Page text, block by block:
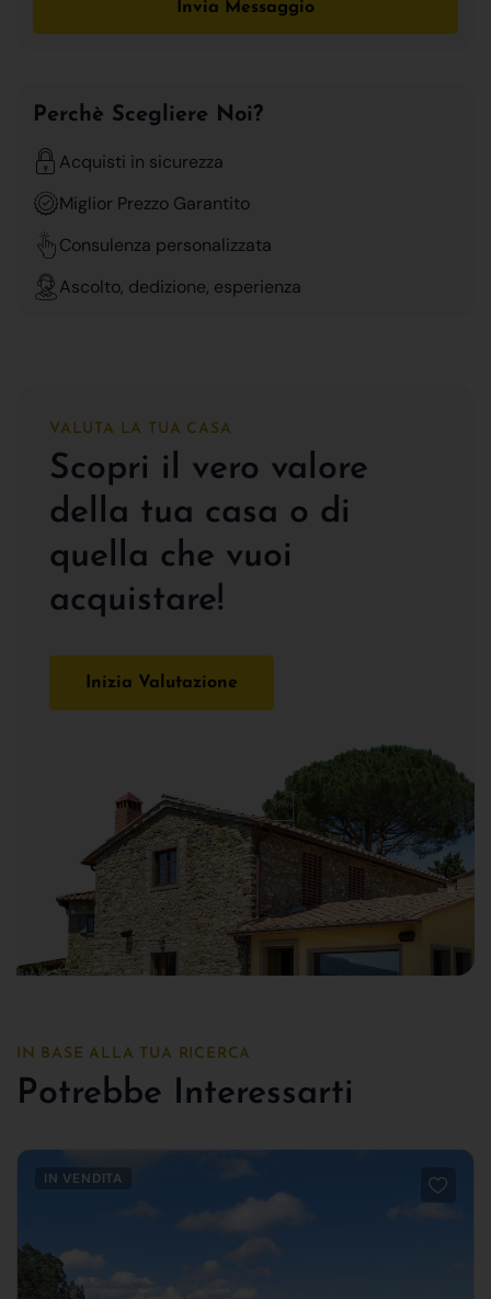
Invia Messaggio
Perchè Scegliere Noi?
Acquisti in sicurezza
Miglior Prezzo Garantito
Consulenza personalizzata
Ascolto, dedizione, esperienza
VALUTA LA TUA CASA
Scopri il vero valore
della tua casa o di
quella che vuoi
acquistare!
Inizia Valutazione
IN BASE ALLA TUA RICERCA
Potrebbe Interessarti
IN VENDITA